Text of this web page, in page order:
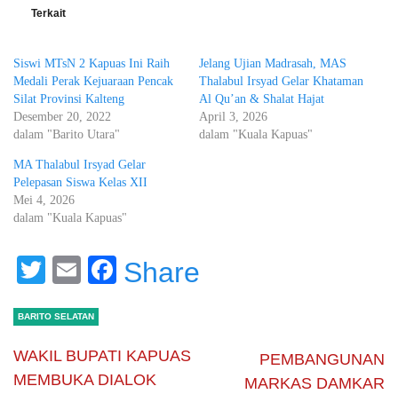
Terkait
Siswi MTsN 2 Kapuas Ini Raih
Medali Perak Kejuaraan Pencak
Silat Provinsi Kalteng
Desember 20, 2022
dalam "Barito Utara"
Jelang Ujian Madrasah, MAS
Thalabul Irsyad Gelar Khataman
Al Qu’an & Shalat Hajat
April 3, 2026
dalam "Kuala Kapuas"
MA Thalabul Irsyad Gelar
Pelepasan Siswa Kelas XII
Mei 4, 2026
dalam "Kuala Kapuas"
Twitter
EmailFacebook
Share
BARITO SELATAN
WAKIL BUPATI KAPUAS
MEMBUKA DIALOK
PEMBANGUNAN
MARKAS DAMKAR